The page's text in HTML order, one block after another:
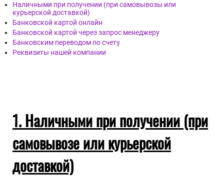
Наличными при получении (при самовывозы или
курьерской доставкой)
Банковской картой онлайн
Банковской картой через запрос менеджеру
Банковским переводом по счету
Реквизиты нашей компании
1. Наличными при получении (при
самовывозе или курьерской
доставкой)